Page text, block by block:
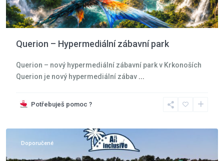
Querion – Hypermediální zábavní park
Querion – nový hypermediální zábavní park v Krkonoších
Querion je nový hypermediální zábav ...
Potřebuješ pomoc ?
Moře,
Doporučené